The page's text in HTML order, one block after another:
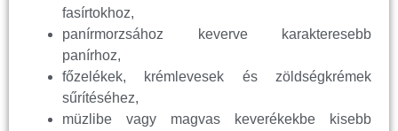
fasírtokhoz,
panírmorzsához keverve karakteresebb
panírhoz,
főzelékek, krémlevesek és zöldségkrémek
sűrítéséhez,
müzlibe vagy magvas keverékekbe kisebb